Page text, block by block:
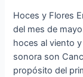
Hoces y Flores
del mes de
hoces al viento
sonora son
propósito del